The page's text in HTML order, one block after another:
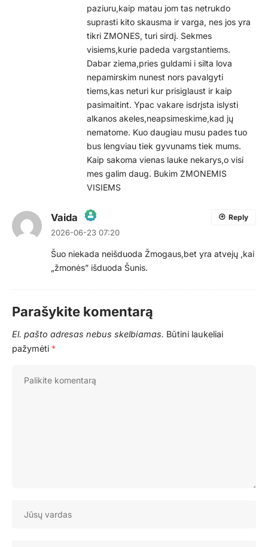
paziuru,kaip matau jom tas netrukdo
suprasti kito skausma ir varga, nes jos yra
tikri ZMONES, turi sirdį. Sekmes
visiems,kurie padeda vargstantiems.
Dabar ziema,pries guldami i silta lova
nepamirskim nunest nors pavalgyti
tiems,kas neturi kur prisiglaust ir kaip
pasimaitint. Ypac vakare isdrįsta islysti
alkanos akeles,neapsimeskime,kad jų
nematome. Kuo daugiau musu pades tuo
bus lengviau tiek gyvunams tiek mums.
Kaip sakoma vienas lauke nekarys,o visi
mes galim daug. Bukim ZMONEMIS
VISIEMS
Vaida
The Real Person Badge!
2026-06-23 07:20
Šuo niekada neišduoda Žmogaus,bet yra atvejų ,kai
„žmonės” išduoda Šunis.
Reply
Parašykite komentarą
El. pašto adresas nebus skelbiamas. Būtini laukeliai
pažymėti *